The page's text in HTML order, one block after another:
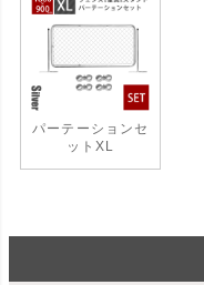
パーテーションセ
ットXL